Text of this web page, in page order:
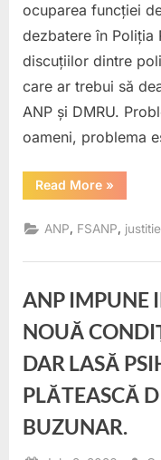
ocuparea funcției
dezbatere în Poliția
discuțiilor dintre
care ar trebui să
ANP și DMRU.
oameni, problema
Read More“MITUL
CĂ
MAI
EXISTĂ
PENTRU
ESTE
FALS.
CE
AR
TREBUI
FACĂ
»
ANP, FSANP, justitie
ANP IMPUNE
NOUĂ
DAR LASĂ
PLĂTEASCĂ
BUZUNAR.